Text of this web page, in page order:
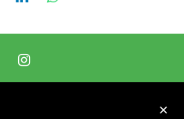
Dati Personali
×